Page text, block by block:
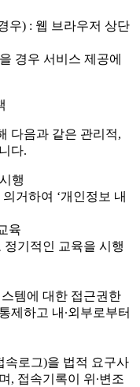
우) : 웹 브라우저 상단
경우 서비스 제공에
다음과 같은 관리적,
다.
행
거하여 ‘개인정보 내
육
기적인 교육을 시행
템에 대한 접근권한
제하고 내∙외부로부터
속로그)을 법적 요구사
, 접속기록이 위∙변조